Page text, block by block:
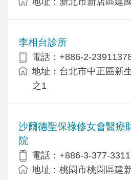
李相台診所
電話：+886-2-
地址：台北市中正區新
之1
沙爾德聖保祿修女會醫療
院
電話：+886-3-377-3311
地址：桃園市桃園區建